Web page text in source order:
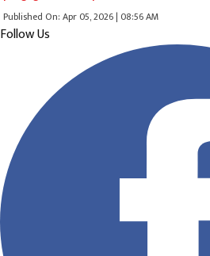
Published On: Apr 05, 2026 | 08:56 AM
Follow Us